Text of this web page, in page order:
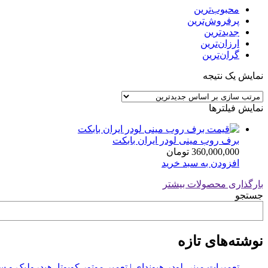
محبوب‌ترین
پرفروش‌ترین
جدیدترین
ارزان‌ترین
گران‌ترین
نمایش یک نتیجه
نمایش فیلترها
برف روب مینی لودر ایران بابکت
360,000,000 تومان
افزودن به سبد خرید
بارگذاری محصولات بیشتر
جستجو
نوشته‌های تازه